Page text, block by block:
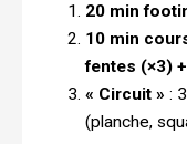
20 min
10 min
fentes (×3)
« Circuit » :
(planche,